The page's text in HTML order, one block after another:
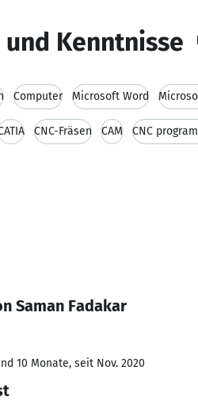
Kenntnisse
Computer Microsoft Word
CNC-Fräsen CAM CNC
Saman Fadakar
10 Monate, seit Nov. 2020